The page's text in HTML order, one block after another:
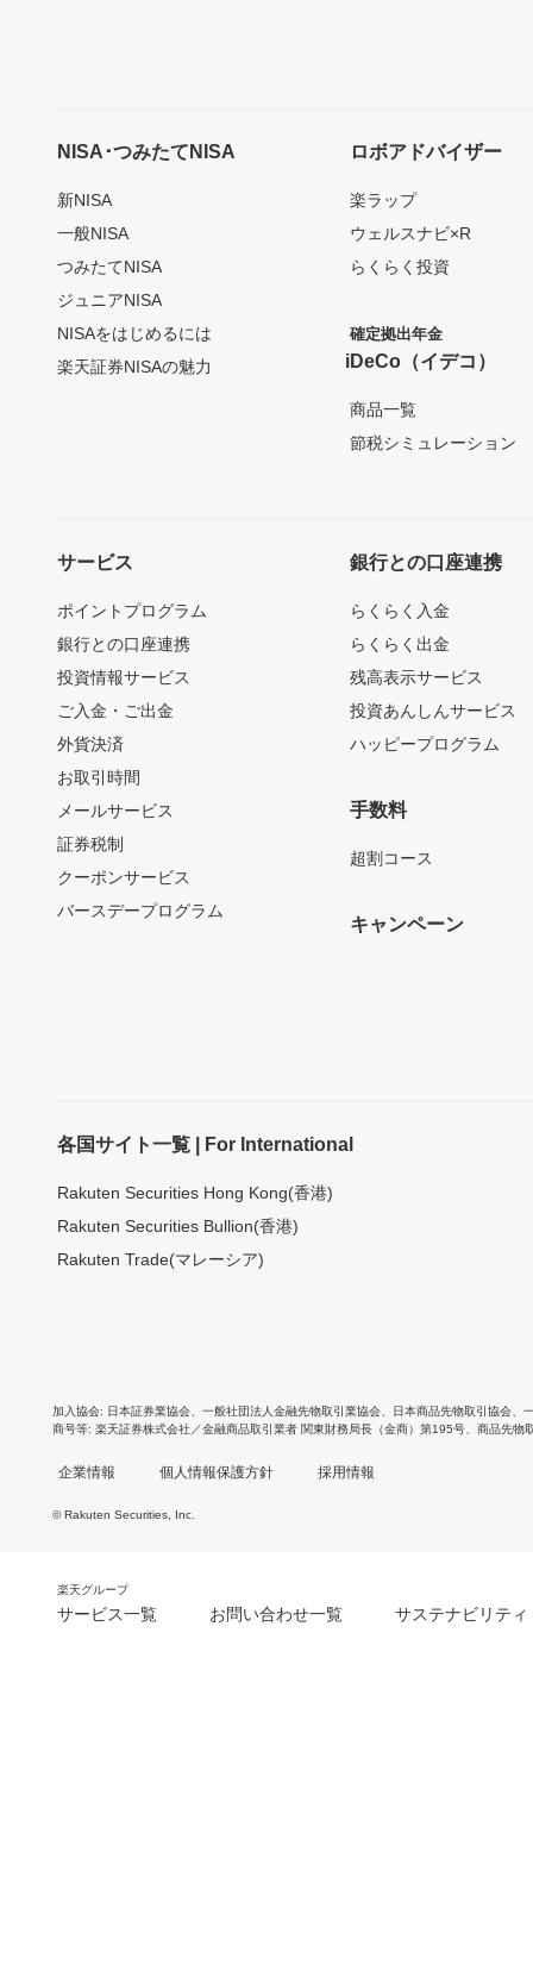
NISA･つみたてNISA
新NISA
一般NISA
つみたてNISA
ジュニアNISA
NISAをはじめるには
楽天証券NISAの魅力
ロボアドバイザー
楽ラップ
ウェルスナビ×R
らくらく投資
確定拠出年金
iDeCo（イデコ）
商品一覧
節税シミュレーション
サービス
ポイントプログラム
銀行との口座連携
投資情報サービス
ご入金・ご出金
外貨決済
お取引時間
メールサービス
証券税制
クーポンサービス
バースデープログラム
銀行との口座連携
らくらく入金
らくらく出金
残高表示サービス
投資あんしんサービス
ハッピープログラム
手数料
超割コース
キャンペーン
各国サイト一覧 | For International
Rakuten Securities Hong Kong(香港)
Rakuten Securities Bullion(香港)
Rakuten Trade(マレーシア)
加入協会 日本証券業協会 一般社団法人金融先物取引業協会 日本商品先物取引協会
商号等 楽天証券株式会社／金融商品取引業者 関東財務局長（金商）第195号、商品先物
企業情報 個人情報保護方針 採用情報
© Rakuten Securities, Inc.
楽天グループ
サービス一覧 お問い合わせ一覧 サステナビリティ